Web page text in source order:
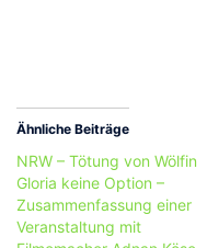
Ähnliche Beiträge
NRW – Tötung von Wölfin
Gloria keine Option –
Zusammenfassung einer
Veranstaltung mit